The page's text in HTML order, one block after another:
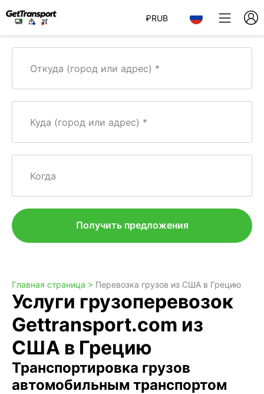
₽RUB
Откуда (город или адрес)
Куда (город или адрес)
Когда
Получить предложения
Главная страница > Перевозка грузов из США в Грецию
Услуги грузоперевозок
Gettransport.com из
США в Грецию
Транспортировка грузов
автомобильным транспортом